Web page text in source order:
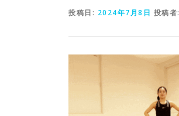
投稿日: 2024年7月8日 投稿者: